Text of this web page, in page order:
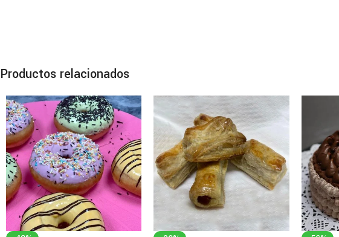
Productos relacionados